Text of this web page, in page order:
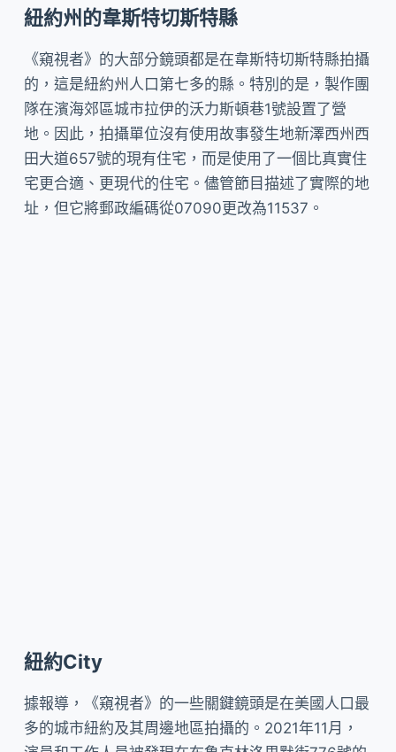
紐約州的韋斯特切斯特縣
《窺視者》的大部分鏡頭都是在韋斯特切斯特縣拍攝
的，這是紐約州人口第七多的縣。特別的是，製作團
隊在濱海郊區城市拉伊的沃力斯頓巷1號設置了營
地。因此，拍攝單位沒有使用故事發生地新澤西州西
田大道657號的現有住宅，而是使用了一個比真實住
宅更合適、更現代的住宅。儘管節目描述了實際的地
址，但它將郵政編碼從07090更改為11537。
紐約City
據報導，《窺視者》的一些關鍵鏡頭是在美國人口最
多的城市紐約及其周邊地區拍攝的。2021年11月，